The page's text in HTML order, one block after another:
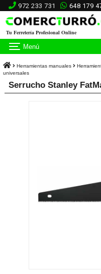
972 233 731 648 179
Tu Ferretería Profesional Online
Menú
Herramientas manuales
universales
Serrucho Stanley